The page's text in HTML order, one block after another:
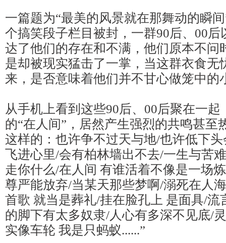
一篇题为“最美的风景就在那舞动的瞬
个搞笑段子栏目被封，一群90后、00
达了他们的存在和不满，他们原本不问
是却被现实猛击了一掌，当这群衣食无
来，是否意味着他们并不甘心做笼中
从手机上看到这些90后、00后聚在一
的“在人间”，居然产生强烈的共鸣甚至
这样的：也许争不过天与地/也许低下
飞进心里/会有柏林墙出不去/一生与苦
走你什么/在人间 有谁活着不像是一场
尊严能放弃/当某天那些梦啊/溺死在人
首歌 就当是葬礼/挂在脸孔上 是面具/流
的脚下有太多奴隶/人心有多深不见底/
实像车轮 我是只蚂蚁......”